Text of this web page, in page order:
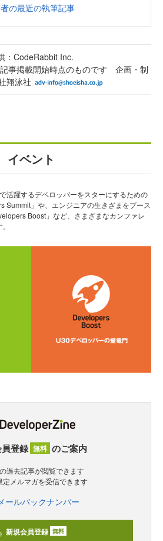
の最近の執筆記事
：CodeRabbit Inc.
記事掲載開始時点のものです 企画・制
翔泳社
イベント
活躍するデベロッパーをスターにするための
Summit」や、エンジニアの生きざまをブース
Boost」など、さまざまなカンファレ
登録 無料 のご案内
過去記事が閲覧できます
定メルマガを受信できます
メールバックナンバー
新規会員登録 無料